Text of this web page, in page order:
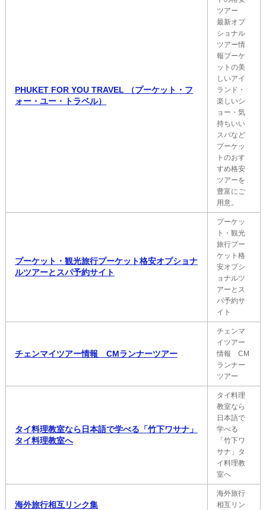
PHUKET FOR YOU TRAVEL （プーケット・フ
ォー・ユー・トラベル）
ツアー
最新オプ
ショナル
ツアー情
報プーケ
ットの美
しいアイ
ランド・
楽しいシ
ョー・気
持ちいい
スパなど
プーケッ
トのおす
すめ格安
ツアーを
豊富にご
用意。
プーケット・観光旅行プーケット格安オプショナ
ルツアーとスパ予約サイト
プーケッ
ト・観光
旅行プー
ケット格
安オプシ
ョナルツ
アーとス
パ予約サ
イト
チェンマイツアー情報 CMランナーツアー
チェンマ
イツアー
情報 CM
ランナー
ツアー
タイ料理教室なら日本語で学べる「竹下ワサナ」
タイ料理教室へ
タイ料理
教室なら
日本語で
学べる
「竹下ワ
サナ」タ
イ料理教
室へ
海外旅行相互リンク集
海外旅行
相互リン